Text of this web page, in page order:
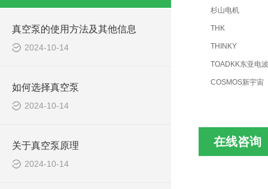
真空泵的使用方法及其他信息
2024-10-14
如何选择真空泵
2024-10-14
关于真空泵原理
2024-10-14
杉山电机
THK
THINKY
TOADKK东亚电波
COSMOS新宇宙
在线咨询